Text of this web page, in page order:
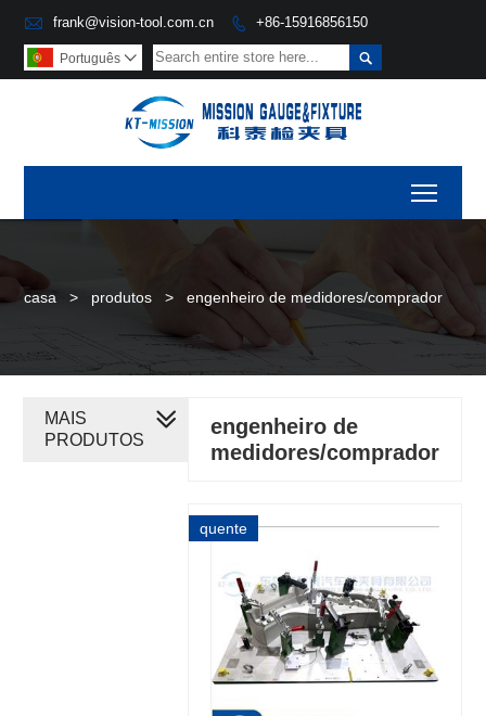
 frank@vision-tool.com.cn  +86-15916856150

Português 
casa > produtos > engenheiro de medidores/comprador
engenheiro de
medidores/comprador
quente
MAIS
PRODUTOS